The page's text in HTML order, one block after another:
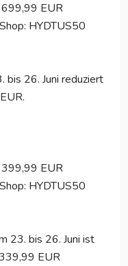
699,99 EUR
HYDTUS50
26. Juni reduziert
399,99 EUR
HYDTUS50
23. bis 26. Juni ist
EUR